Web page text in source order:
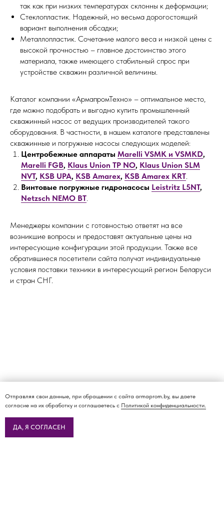
так как при низких температурах склонны к деформации;
Стеклопластик. Надежный, но весьма дорогостоящий
вариант выполнения обсадки;
Металлопластик. Сочетание малого веса и низкой цены с
высокой прочностью – главное достоинство этого
материала, также имеющего стабильный спрос при
устройстве скважин различной величины.
Каталог компании «АрмапромТехно» – оптимальное место,
где можно подобрать и выгодно купить промышленный
скважинный насос от ведущих производителей такого
оборудования. В частности, в нашем каталоге представлены
скважинные и погружные насосы следующих моделей:
Центробежные аппараты Marelli VSMK и VSMKD,
Marelli FGB, Klaus Union TP NO, Klaus Union SLM
NVT, KSB UPA, KSB Amarex, KSB Amarex KRT.
Винтовые погружные гидронасосы Leistritz L5NT,
Netzsch NEMO BT.
Менеджеры компании с готовностью ответят на все
возникшие вопросы и предоставят актуальные цены на
интересующие конфигурации этой продукции. Также все
обратившиеся посетители сайта получат индивидуальные
условия поставки техники в интересующий регион Беларуси
и стран СНГ.
Отправляя свои данные, при обращении с сайта armaprom.by, вы даете
согласие на их обработку и соглашаетесь с Политикой конфиденциальности.
ДА, Я СОГЛАСЕН